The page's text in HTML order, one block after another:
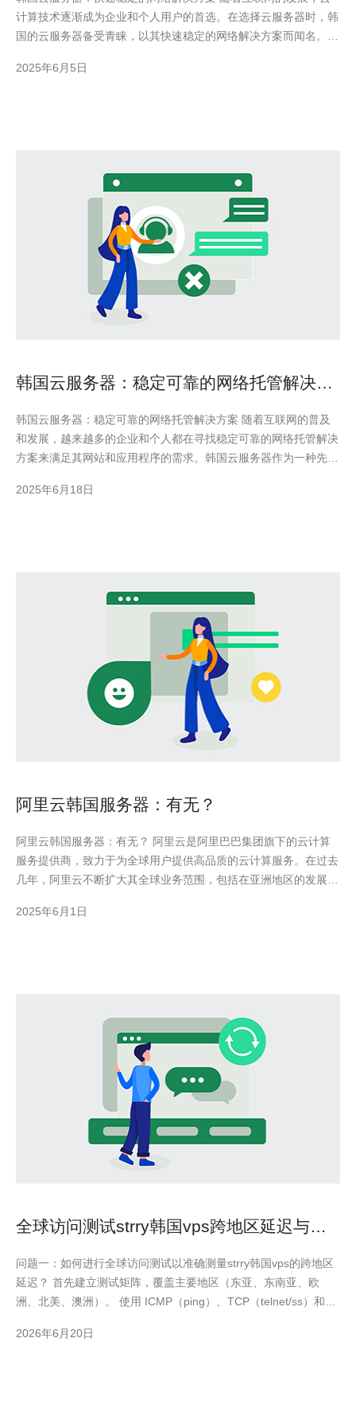
计算技术逐渐成为企业和个人用户的首选。在选择云服务器时，韩
国的云服务器备受青睐，以其快速稳定的网络解决方案而闻名。
技术人才。韩国云服务器提供商不仅可以提供高速稳定的网络连
2025年6月5日
韩国云服务器：稳定可靠的网络托管解决方
韩国云服务器：稳定可靠的网络托管解决方案 随着互联网的普及
和发展，越来越多的企业和个人都在寻找稳定可靠的网络托管解决
方案来满足其网站和应用程序的需求。韩国云服务器作为一种先进
一种基于云计算技术的虚拟服务器，通过将多台物理服务器组合在
2025年6月18日
阿里云韩国服务器：有无？
阿里云韩国服务器：有无？ 阿里云是阿里巴巴集团旗下的云计算
服务提供商，致力于为全球用户提供高品质的云计算服务。在过去
几年，阿里云不断扩大其全球业务范围，包括在亚洲地区的发展。
器的需求也在增加。阿里云作为全球领先的云计算服务提供商，自
2025年6月1日
全球访问测试strry韩国vps跨地区延迟与路
问题一：如何进行全球访问测试以准确测量strry韩国vps的跨地区
延迟？ 首先建立测试矩阵，覆盖主要地区（东亚、东南亚、欧
洲、北美、澳洲）。 使用 ICMP（ping）、TCP（telnet/ss）和应
和丢包率。 推荐工具：mtr/traceroute、speedtest、curl
2026年6月20日